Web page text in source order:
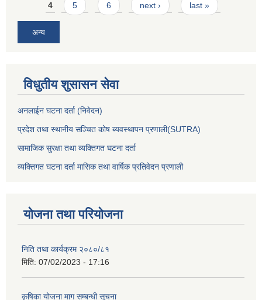
4 5 6 next › last »
अन्य
विधुतीय शुसासन सेवा
अनलाईन घटना दर्ता (निवेदन)
प्रदेश तथा स्थानीय सञ्चित कोष ब्यवस्थापन प्रणाली(SUTRA)
सामाजिक सुरक्षा तथा व्यक्तिगत घटना दर्ता
व्यक्तिगत घटना दर्ता मासिक तथा वार्षिक प्रतिवेदन प्रणाली
योजना तथा परियोजना
निति तथा कार्यक्रम २०८०/८१
मिति: 07/02/2023 - 17:16
कृषिका योजना माग सम्बन्धी सूचना